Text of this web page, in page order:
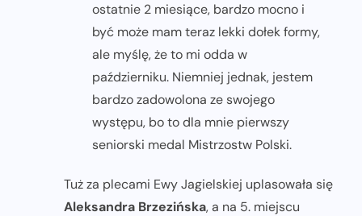
ostatnie 2 miesiące, bardzo mocno i
być może mam teraz lekki dołek formy,
ale myślę, że to mi odda w
październiku. Niemniej jednak, jestem
bardzo zadowolona ze swojego
występu, bo to dla mnie pierwszy
seniorski medal Mistrzostw Polski.
Tuż za plecami Ewy Jagielskiej uplasowała się
Aleksandra Brzezińska, a na 5. miejscu